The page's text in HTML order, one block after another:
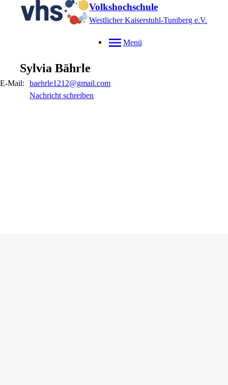
Volkshochschule
Westlicher Kaiserstuhl-Tuniberg e.V.
Menü
Sylvia Bährle
E-Mail:
baehrle1212@gmail.com
Nachricht schreiben